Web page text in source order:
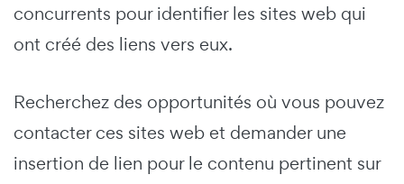
concurrents pour identifier les sites web qui
ont créé des liens vers eux.
Recherchez des opportunités où vous pouvez
contacter ces sites web et demander une
insertion de lien pour le contenu pertinent sur